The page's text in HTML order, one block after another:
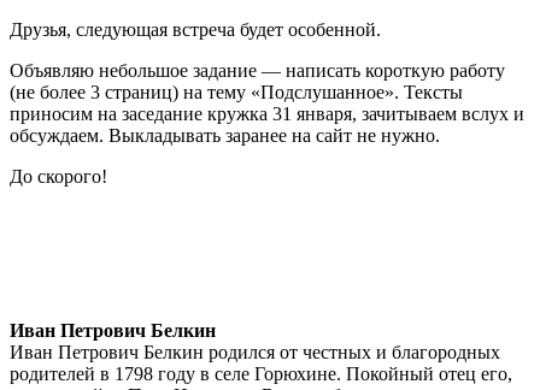
Друзья, следующая встреча будет особенной.
Объявляю небольшое задание — написать короткую работу
(не более 3 страниц) на тему «Подслушанное». Тексты
приносим на заседание кружка 31 января, зачитываем вслух и
обсуждаем. Выкладывать заранее на сайт не нужно.
До скорого!
Иван Петрович Белкин
Иван Петрович Белкин родился от честных и благородных
родителей в 1798 году в селе Горюхине. Покойный отец его,